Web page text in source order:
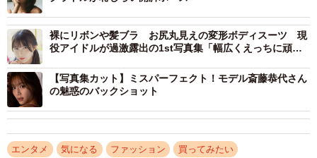
ット。ふんわり軽いリブ素材で着心地が良く、タンクトッ
プは自然なバストメイクが可能。おうち時間からワンマイ
ルまで幅広く活躍します。
「ボディケアクリーム」（フェア限定価格 2860円→1144
円）は、流那さん監修による“いい女がつける香り”をテーマ
にした完全オリジナルのボディクリーム。艶っぽく華やか
な香りが広がり、夏でもベタつかずしっとり滑らかな肌へ
裸にリボンや髪ブラ お尻丸見えの変形ボディスーツ 現
役アイドルが過激露出の1st写真集「幅広くえっちに頑張
【写真集カット】ミスパーフェクト！モデル斎藤恭代さん
の魅惑のバックショット
エンタメ 気になる ファッション 買ってみたい